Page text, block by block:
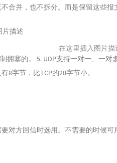
合并，也不拆分。而是保留这些报
在这里插入图片描
拥塞的。 5. UDP支持一对一、一
8字节，比TCP的20字节小。
对方回信时选用。不需要的时候可